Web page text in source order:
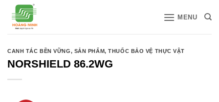
qua
MENU
CANH TÁC BỀN VỮNG, SẢN PHẨM,THUỐC BẢO VỆ THỰC VẬT
NORSHIELD 86.2WG